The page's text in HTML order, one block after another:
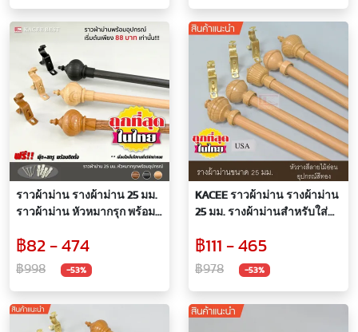
ราวผ้าม่าน รางผ้าม่าน 25 มม.
ราวผ้าม่าน หัวหมากรุก พร้อม
฿82 - 474
฿998 -53%
KACEE ราวผ้าม่าน รางผ้าม่าน
25 มม. รางผ้าม่านสำหรับใส่
อุปกรณ์สีทอง
฿111 - 465
฿978 -53%